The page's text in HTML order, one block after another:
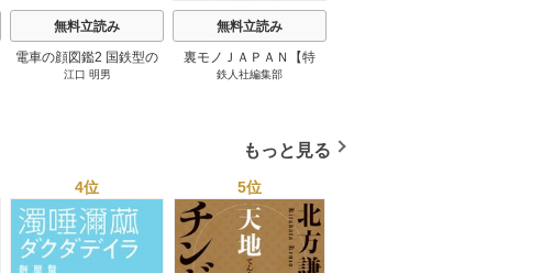
無料立読み
電車の顔図鑑2 国鉄型の
鉄道車両 1巻
江口 明男
無料立読み
裏モノＪＡＰＡＮ【特
集】★超ボリューム版６
トレンド年間ベスト★お
っさん５０人の体験から
学ぶ★夢のようなエロい
楽園３０ 1巻
鉄人社編集部
もっと見る
4位 5位